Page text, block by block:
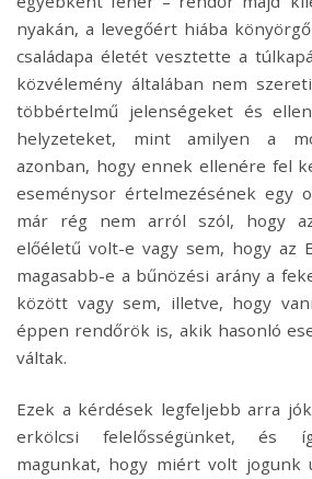
nyakán, a levegőért hiába
családapa életét vesztette a
közvélemény általában nem
többértelmű jelenségeket és
helyzeteket, mint amilyen a
azonban, hogy ennek ellenére fel
eseménysor értelmezésének egy
már rég nem arról szól, hogy
előéletű volt-e vagy sem, hogy az
magasabb-e a bűnözési arány a
között vagy sem, illetve, hogy
éppen rendőrök is, akik hasonló
váltak.
Ezek a kérdések legfeljebb arra
erkölcsi felelősségünket, és
magunkat, hogy miért volt jogunk